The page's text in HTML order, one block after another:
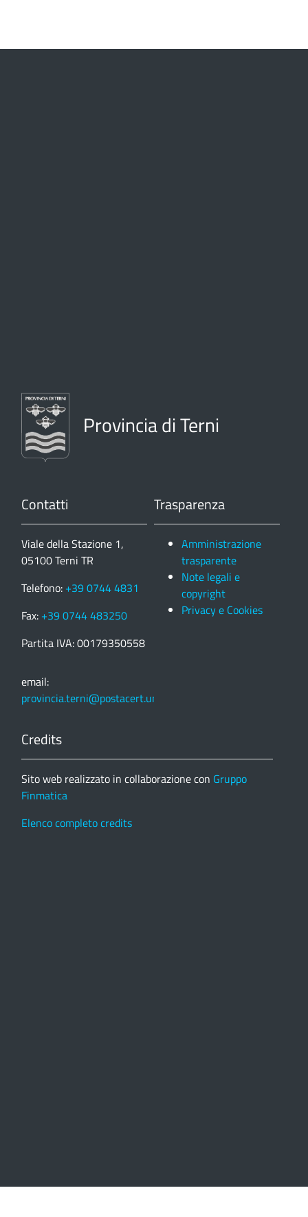
Provincia di Terni
Contatti
Viale della Stazione 1,
05100 Terni TR
Telefono: +39 0744 4831
Fax: +39 0744 483250
Partita IVA: 00179350558
email:
provincia.terni@postacert.umbria.it
Trasparenza
Amministrazione
trasparente
Note legali e
copyright
Privacy e Cookies
Credits
Sito web realizzato in collaborazione con Gruppo
Finmatica
Elenco completo credits